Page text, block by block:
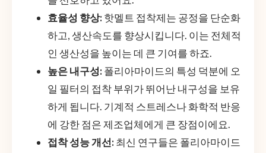
효율성 향상: 핫멜트 접착제는 공정을 단순화
하고, 생산속도를 향상시킵니다. 이는 전체적
인 생산성을 높이는 데 큰 기여를 하죠.
높은 내구성: 폴리아마이드의 특성 덕분에 오
일 필터의 접착 부위가 뛰어난 내구성을 보유
하게 됩니다. 기계적 스트레스나 화학적 반응
에 강한 점은 제조업체에게 큰 장점이에요.
접착 성능 개선: 최신 연구들은 폴리아마이드